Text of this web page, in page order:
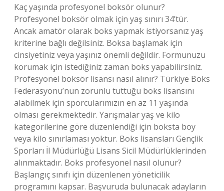
Kaç yaşında profesyonel boksör olunur?
Profesyonel boksör olmak için yaş sınırı 34’tür.
Ancak amatör olarak boks yapmak istiyorsanız yaş
kriterine bağlı değilsiniz. Boksa başlamak için
cinsiyetiniz veya yaşınız önemli değildir. Formunuzu
korumak için istediğiniz zaman boks yapabilirsiniz.
Profesyonel boksör lisansı nasıl alınır? Türkiye Boks
Federasyonu’nun zorunlu tuttuğu boks lisansını
alabilmek için sporcularımızın en az 11 yaşında
olması gerekmektedir. Yarışmalar yaş ve kilo
kategorilerine göre düzenlendiği için boksta boy
veya kilo sınırlaması yoktur. Boks lisansları Gençlik
Sporları İl Müdürlüğü Lisans Sicil Müdürlüklerinden
alınmaktadır. Boks profesyonel nasıl olunur?
Başlangıç ​​sınıfı için düzenlenen yöneticilik
programını kapsar. Başvuruda bulunacak adayların